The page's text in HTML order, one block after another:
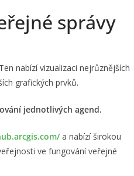
správy
nabízí vizualizaci nejrůznějších
grafických prvků.
jednotlivých agend.
a nabízí širokou
ve fungování veřejné